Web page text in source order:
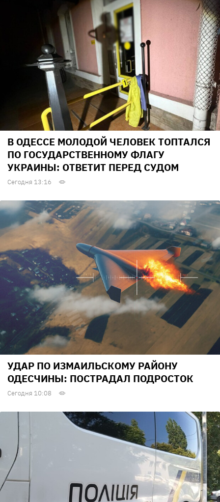
В ОДЕССЕ МОЛОДОЙ ЧЕЛОВЕК ТОПТАЛСЯ
ПО ГОСУДАРСТВЕННОМУ ФЛАГУ
УКРАИНЫ: ОТВЕТИТ ПЕРЕД СУДОМ
Сегодня 13:16
УДАР ПО ИЗМАИЛЬСКОМУ РАЙОНУ
ОДЕСЧИНЫ: ПОСТРАДАЛ ПОДРОСТОК
Сегодня 10:08